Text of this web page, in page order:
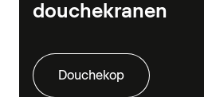
douchekranen
Douchekop